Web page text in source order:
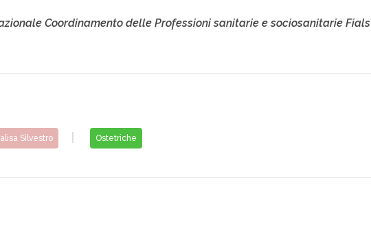
Coordinamento delle Professioni sanitarie e sociosanitarie Fials
Silvestro Ostetriche